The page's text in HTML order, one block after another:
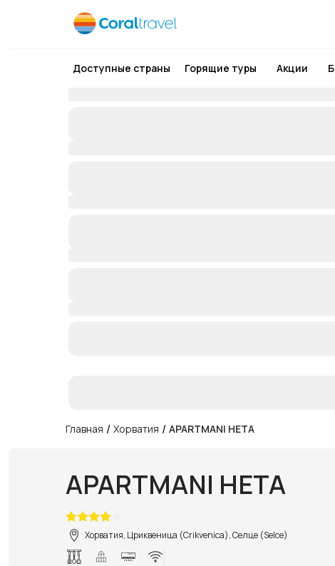
Доступные страны Горящие туры Акции
Главная / Хорватия / APARTMANI HETA
APARTMANI HETA
Хорватия, Цриквеница (Crikvenica), Селце (Selce)